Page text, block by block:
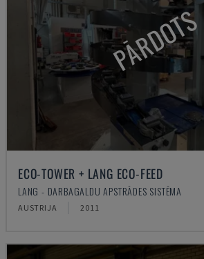
PĀRDOTS
ECO-TOWER + LANG ECO-FEED
LANG - DARBAGALDU APSTRĀDES SISTĒMA
AUSTRIJA 2011